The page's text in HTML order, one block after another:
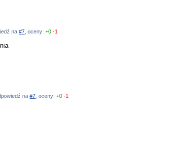
na#7, oceny:+0 -1
na#7 , oceny:+0 -1